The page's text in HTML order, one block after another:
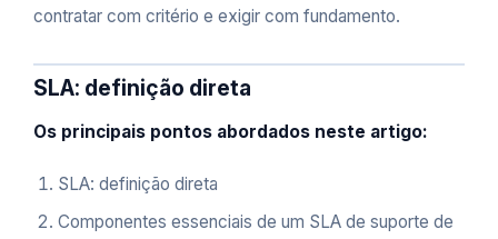
contratar com critério e exigir com fundamento.
SLA: definição direta
Os principais pontos abordados neste artigo:
SLA: definição direta
Componentes essenciais de um SLA de suporte de